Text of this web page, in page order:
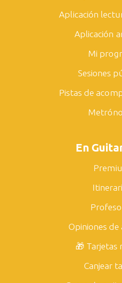
Aplicación
Aplicación
Mi
Sesiones
Pistas de
En
Opiniones
🎁 Tarjetas
Canjear